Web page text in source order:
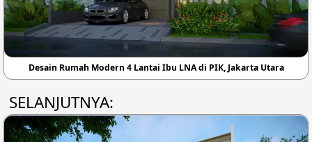
Desain Rumah Modern 4 Lantai Ibu LNA di PIK, Jakarta Utara
SELANJUTNYA: